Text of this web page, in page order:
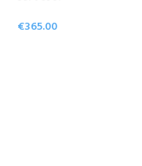
€365.00